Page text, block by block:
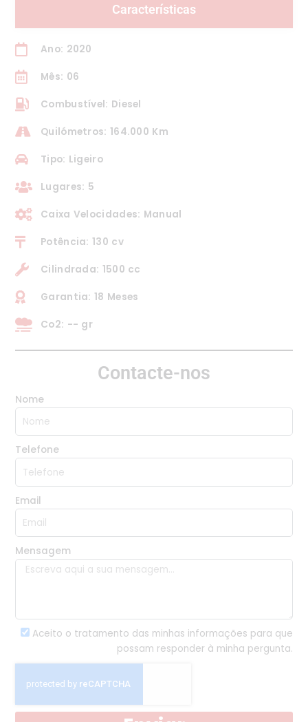
Características
Ano: 2020
Mês: 06
Combustível: Diesel
Quilómetros: 164.000 Km
Tipo: Ligeiro
Lugares: 5
Caixa Velocidades: Manual
Potência: 130 cv
Cilindrada: 1500 cc
Garantia: 18 Meses
Co2: -- gr
Contacte-nos
Nome
Telefone
Email
Mensagem
Aceito o tratamento das minhas informações para que
possam responder à minha pergunta.